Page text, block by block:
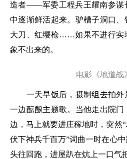
造者——军委工程兵王耀南参谋
中逐渐鲜活起来。驴槽子洞口、
大刀、红缨枪……如果不进行实
象不出来的。
电影《地道战
一天早饭后，摄制组去拍外
一边酝酿主题歌。当他走出院
边，马上就要进庄稼地时，突然
伏下神兵千百万”词曲一时在心
头往回跑，进屋趴在炕上一口气